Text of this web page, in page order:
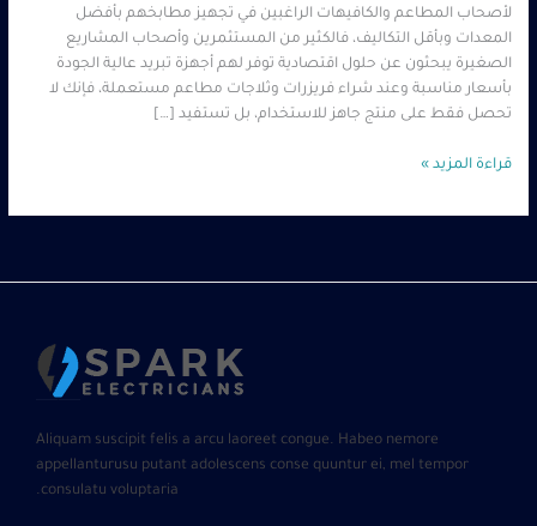
لأصحاب المطاعم والكافيهات الراغبين في تجهيز مطابخهم بأفضل
المعدات وبأقل التكاليف، فالكثير من المستثمرين وأصحاب المشاريع
الصغيرة يبحثون عن حلول اقتصادية توفر لهم أجهزة تبريد عالية الجودة
بأسعار مناسبة وعند شراء فريزرات وثلاجات مطاعم مستعملة، فإنك لا
تحصل فقط على منتج جاهز للاستخدام، بل تستفيد […]
قراءة المزيد »
Aliquam suscipit felis a arcu laoreet congue. Habeo nemore
appellanturusu putant adolescens conse quuntur ei, mel tempor
consulatu voluptaria.